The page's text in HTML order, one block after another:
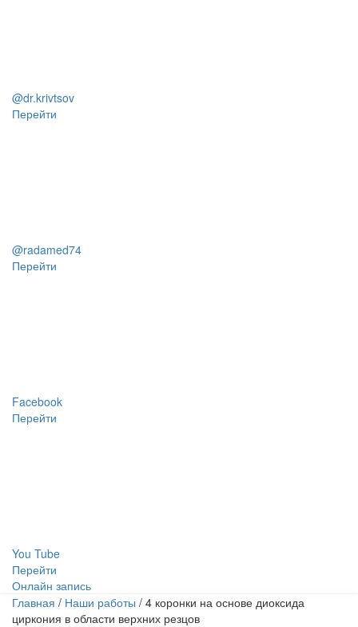
@dr.krivtsov
Перейти
@radamed74
Перейти
Facebook
Перейти
You Tube
Перейти
Онлайн запись
Главная / Наши работы / 4 коронки на основе диоксида
циркония в области верхних резцов